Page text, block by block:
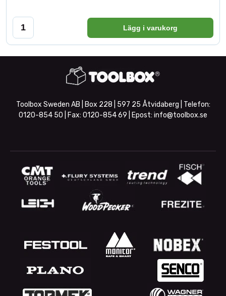
Lägg i varukorg
Toolbox Sweden AB | Box 228 | 597 25 Åtvidaberg | Telefon:
0120-854 50 | Fax: 0120-854 69 | Epost: info@toolbox.se